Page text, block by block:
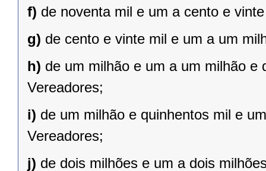
f) de noventa mil e um a cento e
g) de cento e vinte mil e um a um
h) de um milhão e um a um milhão e
Vereadores;
i) de um milhão e quinhentos mil e
Vereadores;
j) de dois milhões e um a dois